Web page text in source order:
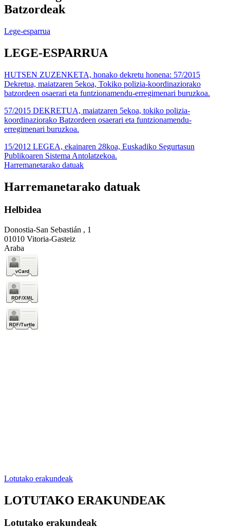
Batzordeak
Lege-esparrua
LEGE-ESPARRUA
HUTSEN ZUZENKETA, honako dekretu honena: 57/2015
Dekretua, maiatzaren 5ekoa, Tokiko polizia-koordinaziorako
batzordeen osaerari eta funtzionamendu-erregimenari buruzkoa.
57/2015 DEKRETUA, maiatzaren 5ekoa, tokiko polizia-
koordinaziorako Batzordeen osaerari eta funtzionamendu-
erregimenari buruzkoa.
15/2012 LEGEA, ekainaren 28koa, Euskadiko Segurtasun
Publikoaren Sistema Antolatzekoa.
Harremanetarako datuak
Harremanetarako datuak
Helbidea
Donostia-San Sebastián , 1
01010 Vitoria-Gasteiz
Araba
Lotutako erakundeak
LOTUTAKO ERAKUNDEAK
Lotutako erakundeak